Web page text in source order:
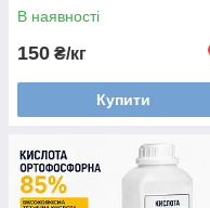
В наявності
150 ₴/кг
Купити